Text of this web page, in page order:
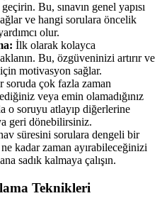
Bu, sınavın genel yapısı
ve hangi sorulara öncelik
olur.
İlk olarak kolayca
Bu, özgüveninizi artırır ve
motivasyon sağlar.
soruda çok fazla zaman
veya emin olamadığınız
o soruyu atlayıp diğerlerine
geri dönebilirsiniz.
süresini sorulara dengeli bir
kadar zaman ayırabileceğinizi
sadık kalmaya çalışın.
Teknikleri